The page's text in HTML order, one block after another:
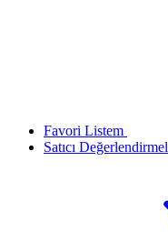
Favori Listem
Satıcı